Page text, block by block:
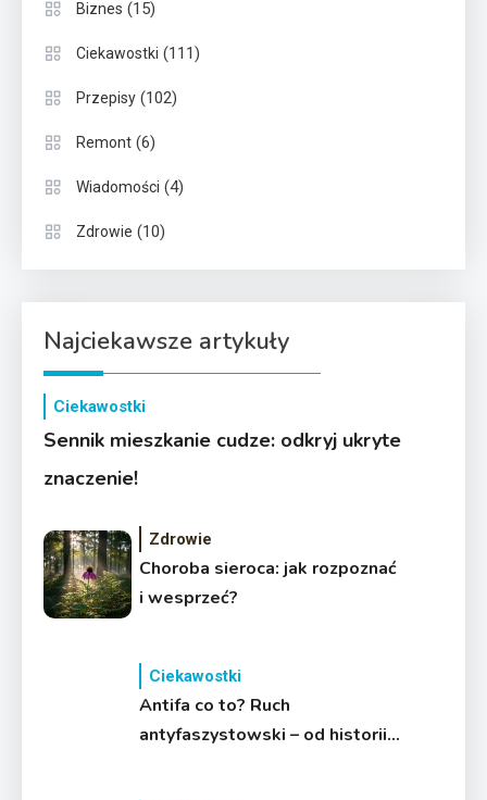
Biznes (15)
Ciekawostki (111)
Przepisy (102)
Remont (6)
Wiadomości (4)
Zdrowie (10)
Najciekawsze artykuły
Ciekawostki
Sennik mieszkanie cudze: odkryj ukryte
znaczenie!
Zdrowie
Choroba sieroca: jak rozpoznać
i wesprzeć?
Ciekawostki
Antifa co to? Ruch
antyfaszystowski – od historii